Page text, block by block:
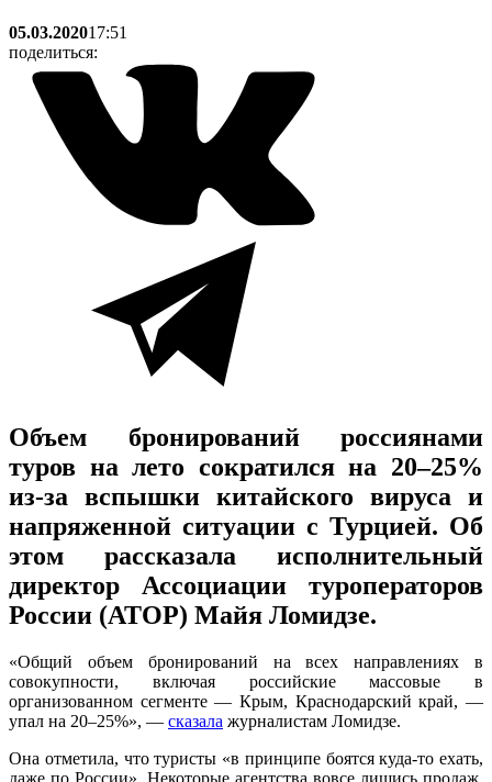
05.03.202017:51
поделиться:
Объем бронирований россиянами
туров на лето сократился на 20–25%
из-за вспышки китайского вируса и
напряженной ситуации с Турцией. Об
этом рассказала исполнительный
директор Ассоциации туроператоров
России (АТОР) Майя Ломидзе.
«Общий объем бронирований на всех направлениях в
совокупности, включая российские массовые в
организованном сегменте — Крым, Краснодарский край, —
упал на 20–25%», — сказала журналистам Ломидзе.
Она отметила, что туристы «в принципе боятся куда-то ехать,
даже по России». Некоторые агентства вовсе лишись продаж,